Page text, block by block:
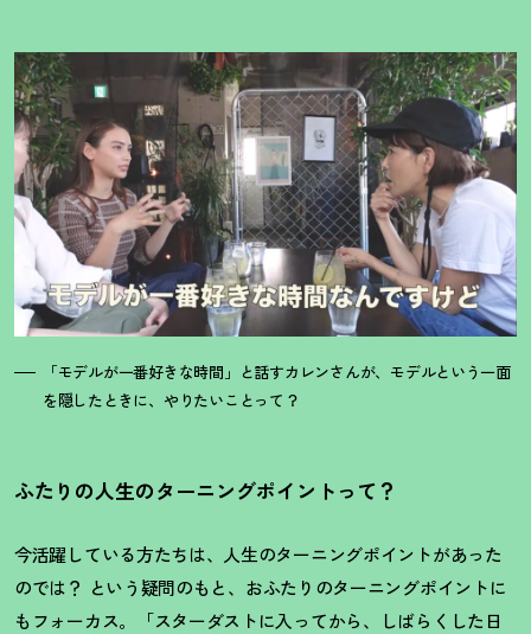
「モデルが一番好きな時間」と話すカレンさんが、モデルという一面
を隠したときに、やりたいことって ？
ふたりの人生のターニングポイントって ？
今活躍している方たちは、人生のターニングポイントがあった
のでは？ という疑問のもと、おふたりのターニングポイントに
もフォーカス。「スターダストに入ってから、しばらくした日